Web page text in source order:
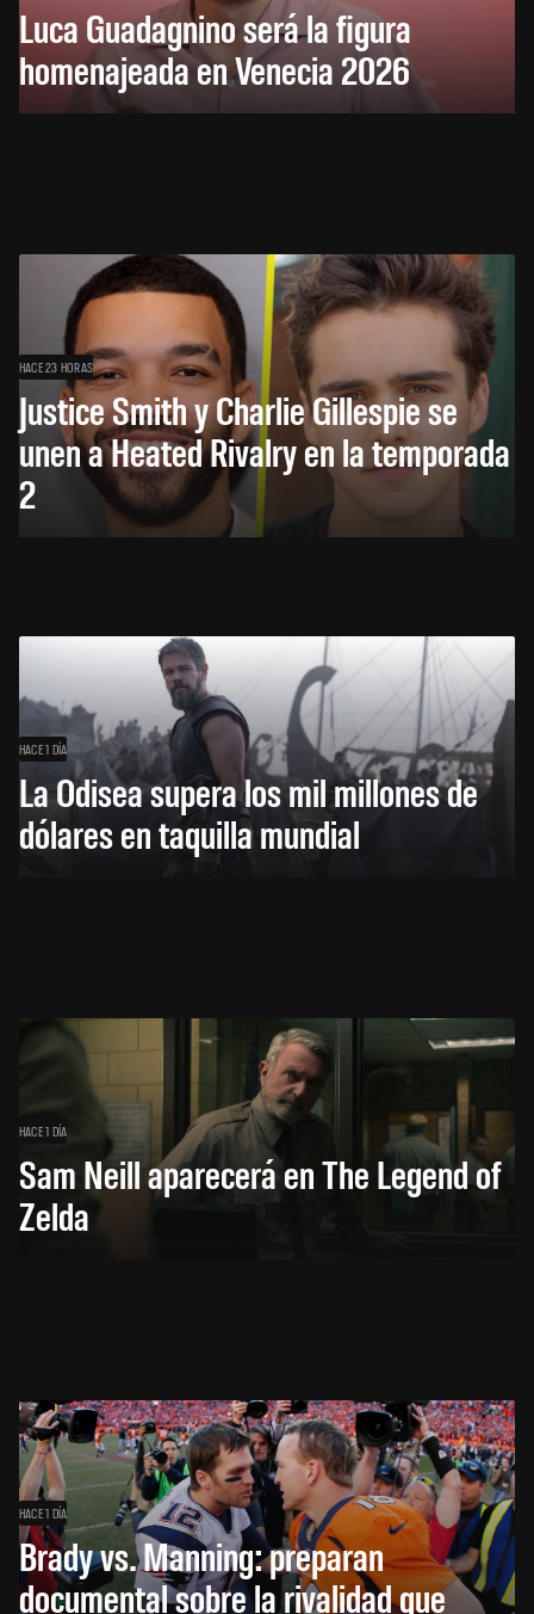
Luca Guadagnino será la figura
homenajeada en Venecia 2026
HACE 23 HORAS
Justice Smith y Charlie Gillespie se
unen a Heated Rivalry en la temporada
2
HACE 1 DÍA
La Odisea supera los mil millones de
dólares en taquilla mundial
HACE 1 DÍA
Sam Neill aparecerá en The Legend of
Zelda
HACE 1 DÍA
Brady vs. Manning: preparan
documental sobre la rivalidad que